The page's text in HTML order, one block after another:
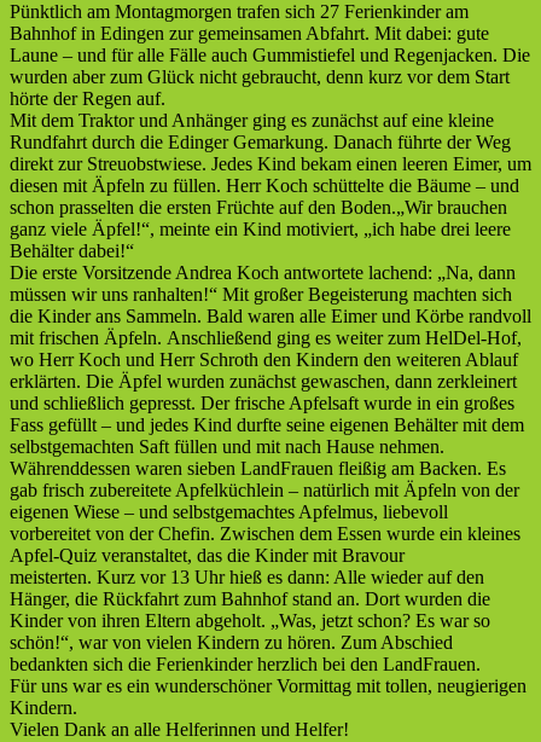
Pünktlich am Montagmorgen trafen sich 27 Ferienkinder am
Bahnhof in Edingen zur gemeinsamen Abfahrt. Mit dabei: gute
Laune – und für alle Fälle auch Gummistiefel und Regenjacken. Die
wurden aber zum Glück nicht gebraucht, denn kurz vor dem Start
hörte der Regen auf.
Mit dem Traktor und Anhänger ging es zunächst auf eine kleine
Rundfahrt durch die Edinger Gemarkung. Danach führte der Weg
direkt zur Streuobstwiese. Jedes Kind bekam einen leeren Eimer, um
diesen mit Äpfeln zu füllen. Herr Koch schüttelte die Bäume – und
schon prasselten die ersten Früchte auf den Boden.„Wir brauchen
ganz viele Äpfel!“, meinte ein Kind motiviert, „ich habe drei leere
Behälter dabei!“
Die erste Vorsitzende Andrea Koch antwortete lachend: „Na, dann
müssen wir uns ranhalten!“ Mit großer Begeisterung machten sich
die Kinder ans Sammeln. Bald waren alle Eimer und Körbe randvoll
mit frischen Äpfeln. Anschließend ging es weiter zum HelDel-Hof,
wo Herr Koch und Herr Schroth den Kindern den weiteren Ablauf
erklärten. Die Äpfel wurden zunächst gewaschen, dann zerkleinert
und schließlich gepresst. Der frische Apfelsaft wurde in ein großes
Fass gefüllt – und jedes Kind durfte seine eigenen Behälter mit dem
selbstgemachten Saft füllen und mit nach Hause nehmen.
Währenddessen waren sieben LandFrauen fleißig am Backen. Es
gab frisch zubereitete Apfelküchlein – natürlich mit Äpfeln von der
eigenen Wiese – und selbstgemachtes Apfelmus, liebevoll
vorbereitet von der Chefin. Zwischen dem Essen wurde ein kleines
Apfel-Quiz veranstaltet, das die Kinder mit Bravour
meisterten. Kurz vor 13 Uhr hieß es dann: Alle wieder auf den
Hänger, die Rückfahrt zum Bahnhof stand an. Dort wurden die
Kinder von ihren Eltern abgeholt. „Was, jetzt schon? Es war so
schön!“, war von vielen Kindern zu hören. Zum Abschied
bedankten sich die Ferienkinder herzlich bei den LandFrauen.
Für uns war es ein wunderschöner Vormittag mit tollen, neugierigen
Kindern.
Vielen Dank an alle Helferinnen und Helfer!